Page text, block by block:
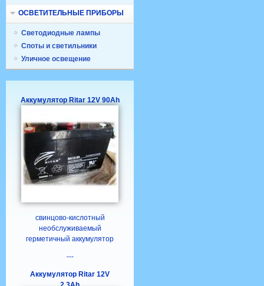
ОСВЕТИТЕЛЬНЫЕ ПРИБОРЫ
Светодиодные лампы
Споты и светильники
Уличное освещение
Аккумулятор Ritar 12V 90Ah
свинцово-кислотный
необслуживаемый
герметичный аккумулятор
---
Аккумулятор Ritar 12V